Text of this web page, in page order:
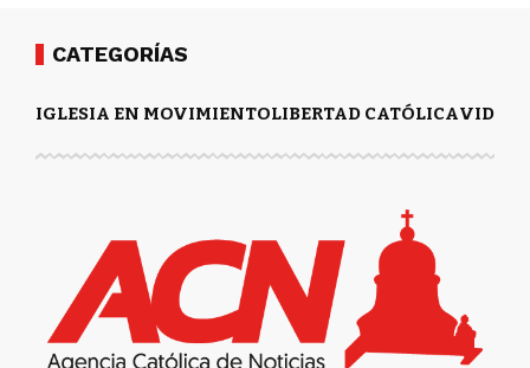
CATEGORÍAS
IGLESIA EN MOVIMIENTOLIBERTAD CATÓLICAVIDA